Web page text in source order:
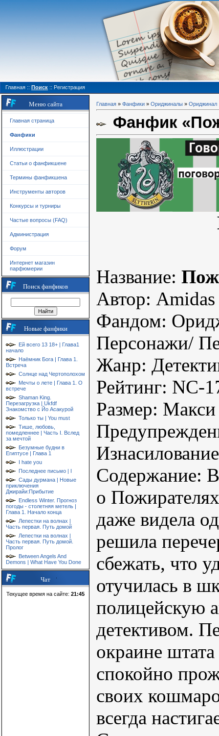
Главная :: Поиск :: Регистрация
Меню сайта
Главная страница
Фанфики
Иллюстрации
Статьи о фанфикшене
Термины фанфикшена
Инструменты авторов
Конкурсы и турниры
Частые вопросы (FAQ)
Администрация
Форум
Интернет магазин
парфюмерии
Поиск фанфиков
Новые фанфики
Ей всего 13 18+ | Глава1
начало
Наёмник Бога | Глава 1.
Встреча
Солнце над Чертополохом
Мечты о лете | Глава 1. О
встрече
Shaman King.
Перезагрузка | Ukfdf
Знакомство с Йо Асакурой
Только ты | You must
Тише, любовь,
помедленнее | Часть I. Вслед
за мечтой
Безумные будни в
Египтусе | Глава 1
I hate you
Последнее письмо | I
Сады дурмана | Новые
приключения
Джирайи:Прибытие
Endless Winter. Прогноз
погоды - столетняя метель |
Глава 1. Начало конца
Лепестки на волнах |
Часть первая. Путь домой
Лепестки на волнах |
Часть первая. Путь домой.
Пролог
Between Angels And
Demons | What Have You Done
Чат
Текущее время на сайте: 21:45
Главная » Фанфики » Ориджиналы » Ориджинал
Фанфик
Название:
Автор: Amidas
Фандом:
Персонажи/
Жанр:
Рейтинг: NC-
Размер: Макси
Изнасилование
Содержание:
о
даже видела
решила
сбежать, что
отучилась в
полицейскую
детективом.
окраине
спокойно
своих
всегда